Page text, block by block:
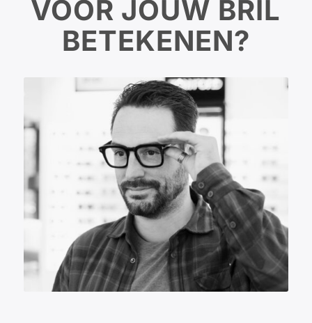
VOOR JOUW BRIL
BETEKENEN?